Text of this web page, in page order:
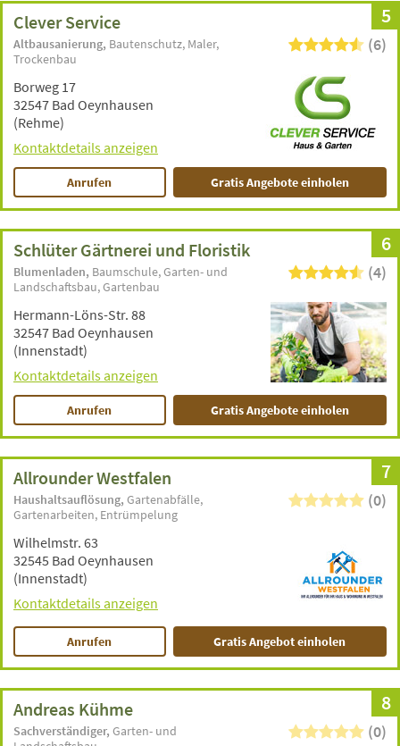
5
Clever Service
Altbausanierung Bautenschutz Maler
Trockenbau
(6)
Borweg 17
32547 Bad Oeynhausen
(Rehme)
Kontaktdetails anzeigen
Anrufen Gratis Angebote einholen
6
Schlüter Gärtnerei und Floristik
Blumenladen Baumschule Garten- und
Landschaftsbau Gartenbau
(4)
Hermann-Löns-Str. 88
32547 Bad Oeynhausen
(Innenstadt)
Kontaktdetails anzeigen
Anrufen Gratis Angebote einholen
7
Allrounder Westfalen
Haushaltsauflösung Gartenabfälle
Gartenarbeiten Entrümpelung
(0)
Wilhelmstr. 63
32545 Bad Oeynhausen
(Innenstadt)
Kontaktdetails anzeigen
Anrufen Gratis Angebot einholen
8
Andreas Kühme
Sachverständiger Garten- und
(0)